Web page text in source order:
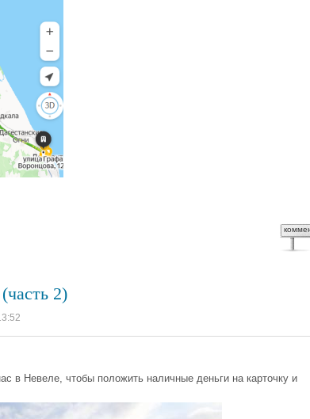
2)
в Невеле, чтобы положить наличные деньги на карточку и